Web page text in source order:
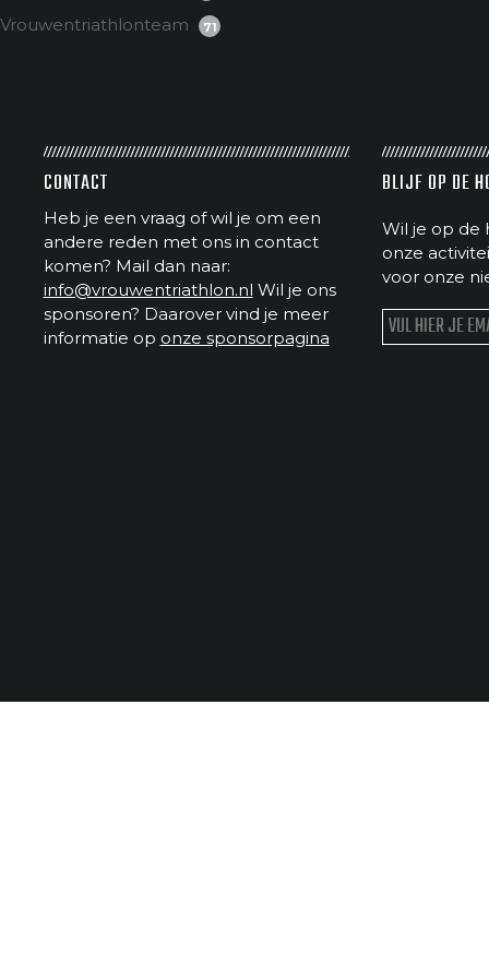
Vrouwentriathlonteam 71
CONTACT
Heb je een vraag of wil je om een
andere reden met ons in contact
komen? Mail dan naar:
info@vrouwentriathlon.nl Wil je ons
sponsoren? Daarover vind je meer
informatie op onze sponsorpagina
BLIJF OP DE
Wil je op de
onze
voor onze